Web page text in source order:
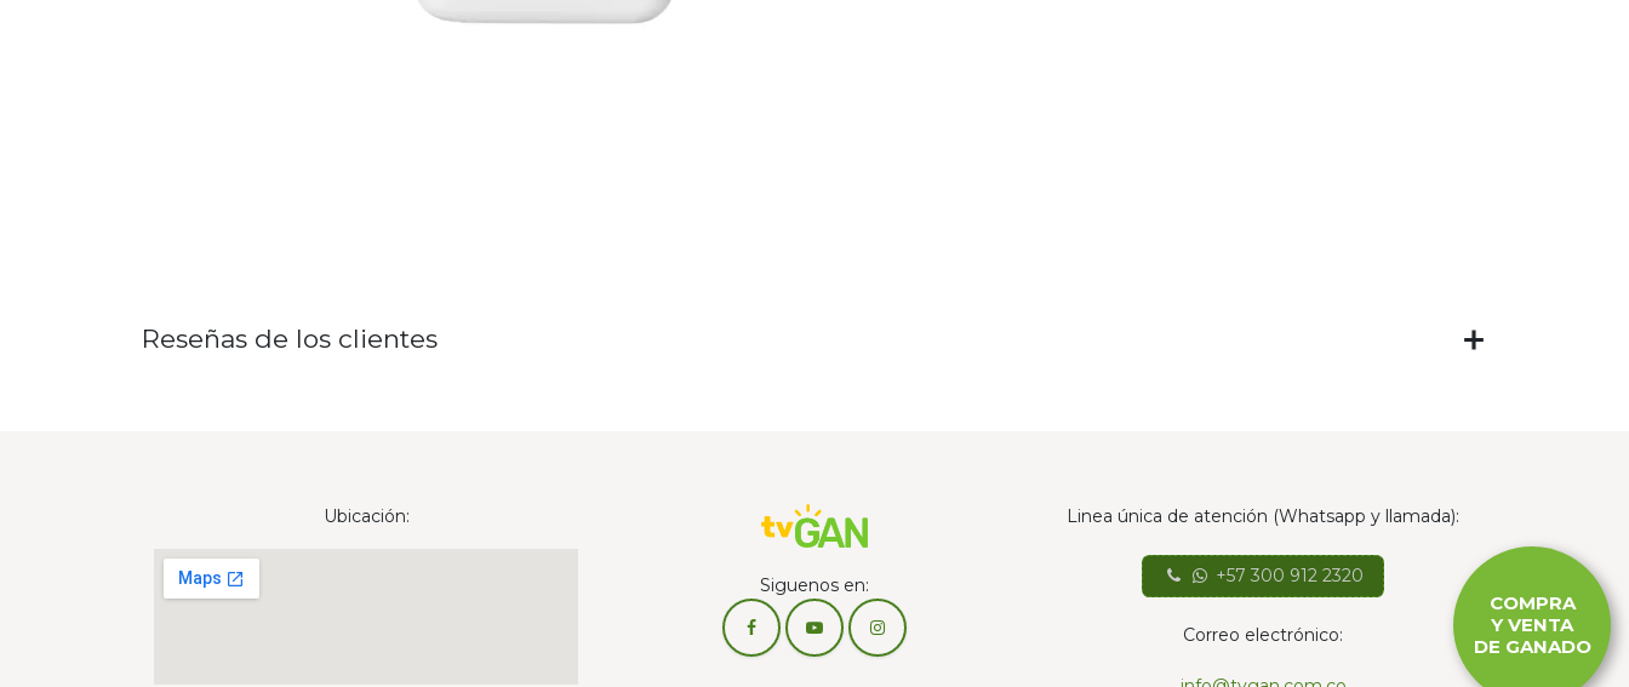
Reseñas de los clientes
Ubicación:
Siguenos en:
Linea única de atención (Whatsapp y llamada):
+57 300 912 2320
Correo electrónico:
COMPRA
Y VENTA
DE GANADO